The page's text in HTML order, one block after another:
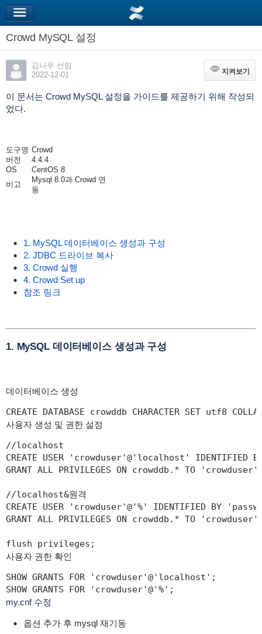
Crowd MySQL 설정
김나우 선임
2022-12-01
지켜보기
지켜보기
이 문서는 Crowd MySQL 설정을 가이드를 제공하기 위해 작성되
었다.
도구명 Crowd
버전
4.4.4
OS
CentOS 8
비고
Mysql 8.0과 Crowd 연
동
1. MySQL 데이터베이스 생성과 구성
2. JDBC 드라이브 복사
3. Crowd 실행
4. Crowd Set up
참조 링크
1. MySQL 데이터베이스 생성과 구성
데이터베이스 생성
CREATE DATABASE crowddb CHARACTER SET utf8
사용자 생성 및 권한 설정
//localhost
CREATE USER 'crowduser'@'localhost' IDENTIFIED
GRANT ALL PRIVILEGES ON crowddb.* TO
//localhost&원격
CREATE USER 'crowduser'@'%' IDENTIFIED BY
GRANT ALL PRIVILEGES ON crowddb.* TO
flush privileges;
사용자 권한 확인
SHOW GRANTS FOR 'crowduser'@'localhost';
SHOW GRANTS FOR 'crowduser'@'%';
my.cnf 수정
옵션 추가 후 mysql 재기동